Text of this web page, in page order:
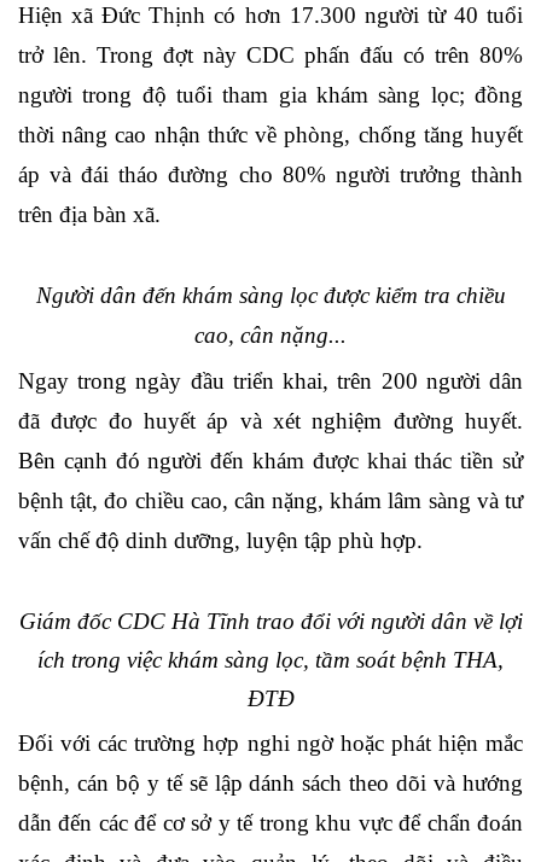
Hiện xã Đức Thịnh có hơn 17.300 người từ 40 tuổi
trở lên. Trong đợt này CDC phấn đấu có trên 80%
người trong độ tuổi tham gia khám sàng lọc; đồng
thời nâng cao nhận thức về phòng, chống tăng huyết
áp và đái tháo đường cho 80% người trưởng thành
trên địa bàn xã.
Người dân đến khám sàng lọc được kiểm tra chiều
cao, cân nặng...
Ngay trong ngày đầu triển khai, trên 200 người dân
đã được đo huyết áp và xét nghiệm đường huyết.
Bên cạnh đó người đến khám được khai thác tiền sử
bệnh tật, đo chiều cao, cân nặng, khám lâm sàng và tư
vấn chế độ dinh dưỡng, luyện tập phù hợp.
Giám đốc CDC Hà Tĩnh trao đổi với người dân về lợi
ích trong việc khám sàng lọc, tầm soát bệnh THA,
ĐTĐ
Đối với các trường hợp nghi ngờ hoặc phát hiện mắc
bệnh, cán bộ y tế sẽ lập dánh sách theo dõi và hướng
dẫn đến cácđể cơsở y tế trong khu vực để chẩn đoán